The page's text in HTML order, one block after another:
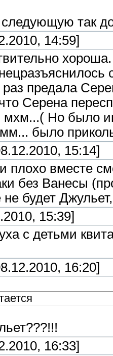
так
14:59]
предала
Серена
Но было
было
15:14]
плохо вместе
без Ванесы
будет
15:39]
с детьми
16:20]
16:33]